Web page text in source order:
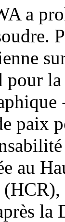
a
pour
paix
au
la